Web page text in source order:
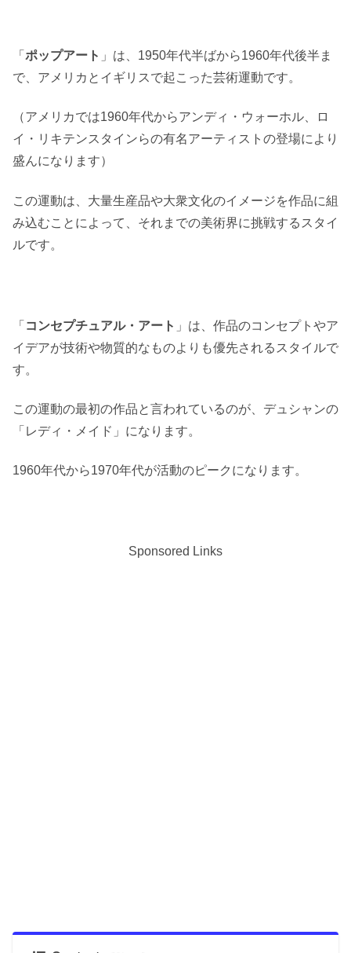
「 ポップアート 」は、1950年代半ばから1960年代後半ま
で、アメリカとイギリスで起こった芸術運動です。
（アメリカでは1960年代からアンディ・ウォーホル、ロ
イ・リキテンスタインらの有名アーティストの登場により
盛んになります）
この運動は、大量生産品や大衆文化のイメージを作品に組
み込むことによって、それまでの美術界に挑戦するスタイ
ルです。
「 コンセプチュアル・アート 」は、作品のコンセプトやア
イデアが技術や物質的なものよりも優先されるスタイルで
す。
この運動の最初の作品と言われているのが、デュシャンの
「レディ・メイド」になります。
1960年代から1970年代が活動のピークになります。
Sponsored Links